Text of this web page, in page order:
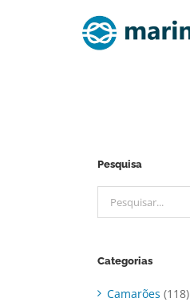
Pesquisa
Categorias
Camarões (118)